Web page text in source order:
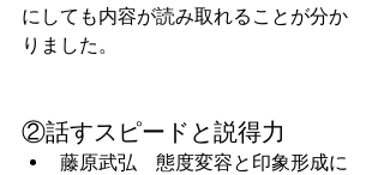
にしても内容が読み取れることが分か
りました。
②話すスピードと説得力​
藤原武弘　態度変容と印象形成に